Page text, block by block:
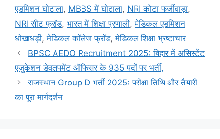
एडमिशन घोटाला, MBBS में घोटाला, NRI कोटा फर्जीवाड़ा,
NRI सीट फ्रॉड, भारत में शिक्षा प्रणाली,मेडिकल एडमिशन
धोखाधड़ी,मेडिकल कॉलेज फ्रॉड,मेडिकल शिक्षा भ्रष्टाचार
BPSC AEDO Recruitment 2025: बिहार में असिस्टेंट
एजुकेशन डेवलपमेंट ऑफिसर के 935 पदों पर भर्ती,
राजस्थान Group D भर्ती 2025: परीक्षा तिथि और तैयारी
का पूरा मार्गदर्शन